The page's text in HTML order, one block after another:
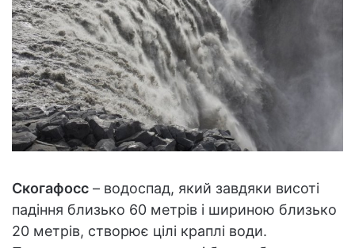
Скогафосс – водоспад, який завдяки висоті
падіння близько 60 метрів і шириною близько
20 метрів, створює цілі краплі води.